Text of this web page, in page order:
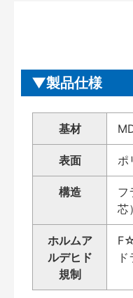
製品仕様
基材
表面 ポ
構造
フ
芯）
ホルムア
ルデヒド
規制